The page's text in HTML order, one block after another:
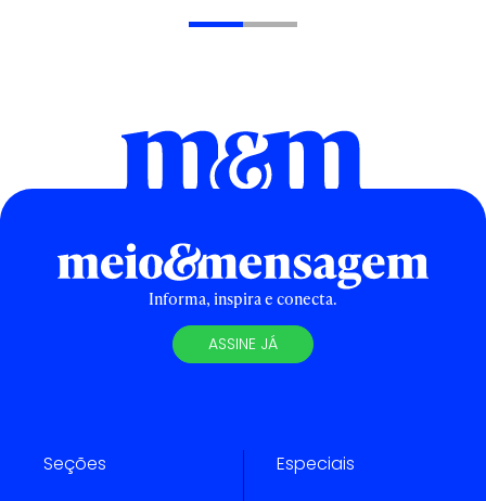
Informa, inspira e conecta.
ASSINE JÁ
Seções Especiais